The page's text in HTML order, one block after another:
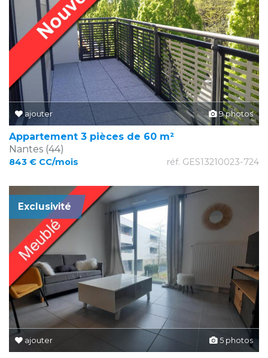
9 photos
ajouter
Appartement 3 pièces de 60 m²
Nantes (44)
843 € CC/mois réf. GES13210023-724
5 photos
ajouter
Exclusivité